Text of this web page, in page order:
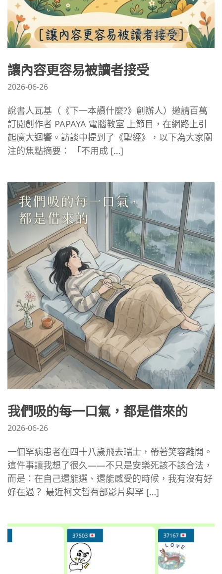
讓內容更容易被讀者接受
2026-06-26
說書人瓦基（《下一本讀什麼?》創辦人）邀請百萬
訂閱創作者 PAPAYA 電腦教室 上節目，在網路上引
起廣大迴響。訪談中提到了《聖經》，以下為大家關
注的焦點摘要： 「不用成 […]
我們吸的每一口氣，都是借來的
2026-06-26
一個罕病患者在四十八歲飛去瑞士，帶著笑容離開。
這件事讓我想了很久——不只是安樂死該不該合法，
而是：在自己還能選、還能感受的時候，我有沒有好
好在過？ 最近柯文哲有部影片與罕 […]